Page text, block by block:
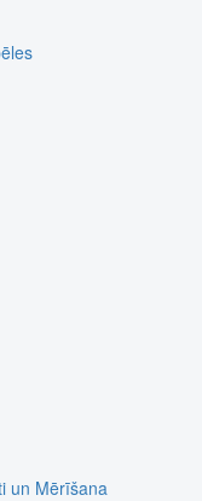
un Mērīšana